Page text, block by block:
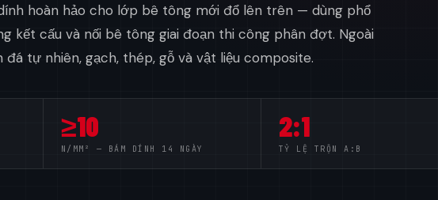
hoàn hảo cho lớp bê tông mới đổ lên trên — dùng phổ
kết cấu và nối bê tông giai đoạn thi công phân đợt. Ngoài
tự nhiên, gạch, thép, gỗ và vật liệu composite.
≥10
N/MM² — BÁM DÍNH 14 NGÀY
2:1
TỶ LỆ TRỘN A:B